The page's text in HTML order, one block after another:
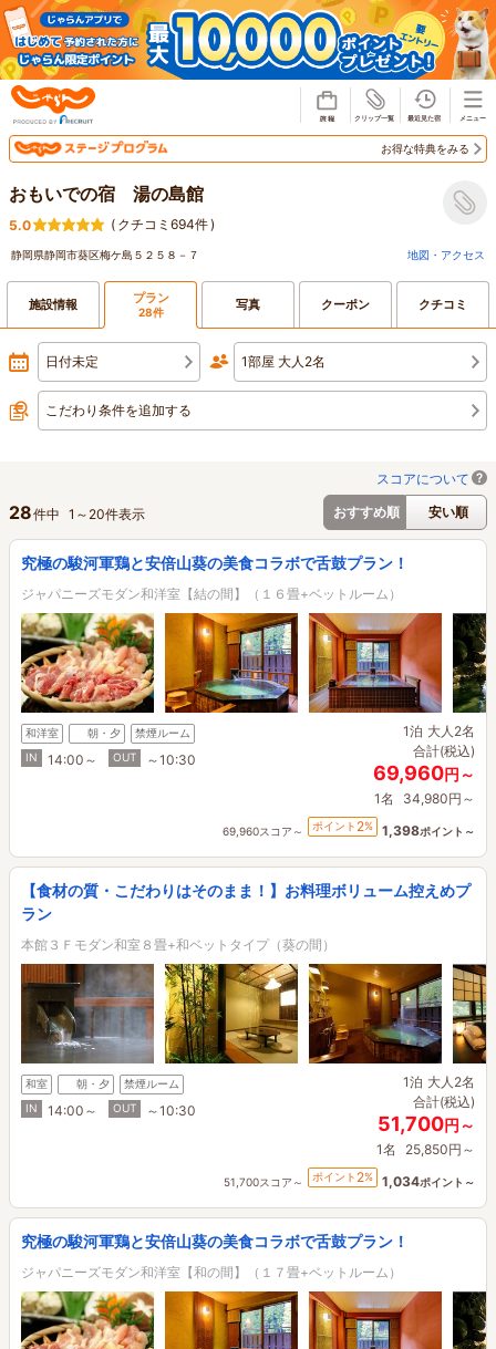
お得な特典をみる
おもいでの宿 湯の島館
5.0 ( クチコミ694件)
静岡県静岡市葵区梅ケ島５２５８－７ 地図・アクセス
施設情報 プラン
28件 写真 クーポン クチコミ
日付未定 1部屋 大人2名
こだわり条件を追加する
スコアについて
おすすめ順
安い順
28件中 1 ～ 20件表示
究極の駿河軍鶏と安倍山葵の美食コラボで舌鼓プラン！
ジャパニーズモダン和洋室【結の間】（１６畳+ベットルーム）
和洋室 朝・夕
禁煙ルーム
IN
14:00～ OUT ～10:30
1泊 大人2名
合計(税込)
69,960円～
1名 34,980円～
69,960スコア～ ポイント 2% 1,398ポイント～
【食材の質・こだわりはそのまま！】お料理ボリューム控えめプ
ラン
本館３Ｆモダン和室８畳+和ベットタイプ（葵の間）
和室 朝・夕
禁煙ルーム
IN
14:00～ OUT ～10:30
1泊 大人2名
合計(税込)
51,700円～
1名 25,850円～
51,700スコア～ ポイント 2% 1,034ポイント～
究極の駿河軍鶏と安倍山葵の美食コラボで舌鼓プラン！
ジャパニーズモダン和洋室【和の間】（１７畳+ベットルーム）